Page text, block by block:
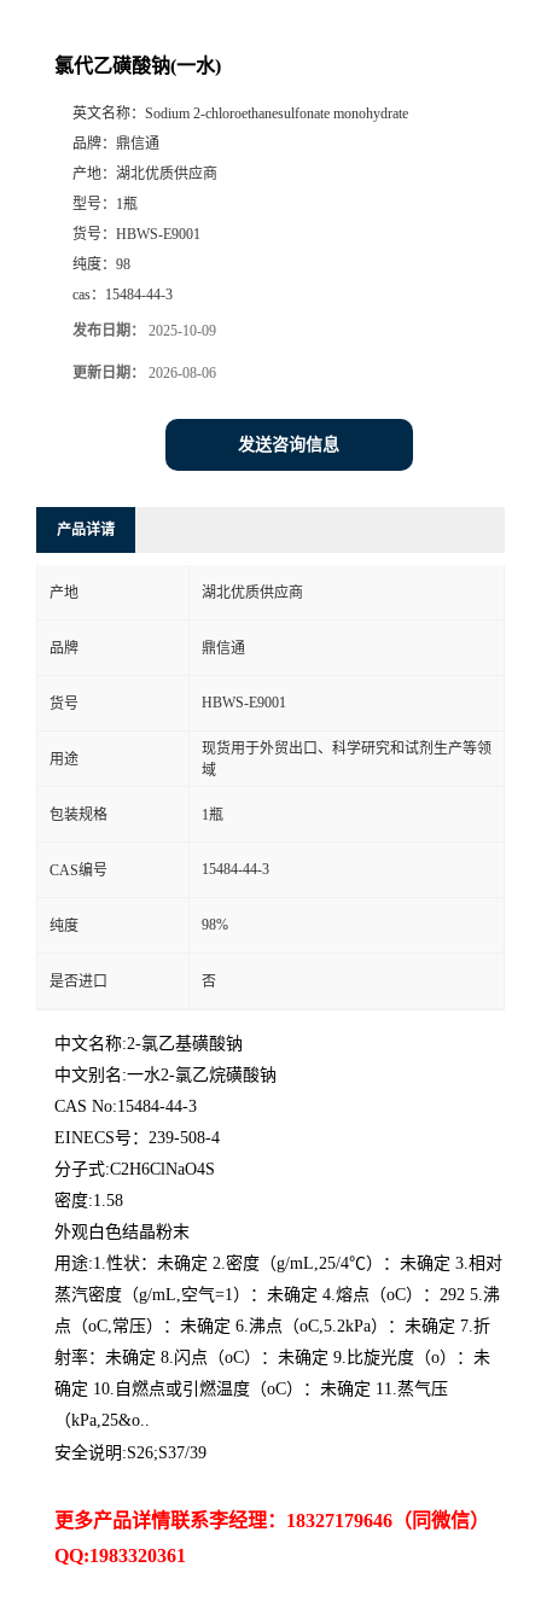
氯代乙磺酸钠(一水)
英文名称： Sodium 2-chloroethanesulfonate monohydrate
品牌： 鼎信通
产地： 湖北优质供应商
型号： 1瓶
货号： HBWS-E9001
纯度： 98
cas： 15484-44-3
发布日期： 2025-10-09
更新日期： 2026-08-06
发送咨询信息
产品详请
产地 湖北优质供应商
品牌 鼎信通
货号 HBWS-E9001
用途
现货用于外贸出口、科学研究和试剂生产等领
域
包装规格 1瓶
CAS编号 15484-44-3
纯度 98%
是否进口 否
中文名称:2-氯乙基磺酸钠
中文别名:一水2-氯乙烷磺酸钠
CAS No:15484-44-3
EINECS号：239-508-4
分子式:C2H6ClNaO4S
密度:1.58
外观白色结晶粉末
用途:1.性状：未确定 2.密度（g/mL,25/4℃）：未确定 3.相对
蒸汽密度（g/mL,空气=1）：未确定 4.熔点（oC）：292 5.沸
点（oC,常压）：未确定 6.沸点（oC,5.2kPa）：未确定 7.折
射率：未确定 8.闪点（oC）：未确定 9.比旋光度（o）：未
确定 10.自燃点或引燃温度（oC）：未确定 11.蒸气压
（kPa,25&o..
安全说明:S26;S37/39
更多产品详情联系李经理：18327179646（同微信）
QQ:1983320361